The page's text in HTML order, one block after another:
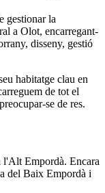
gestionar la
a Olot, encarregant-
disseny, gestió
habitatge clau en
de tot el
se de res.
l'Alt Empordà. Encara
del Baix Empordà i